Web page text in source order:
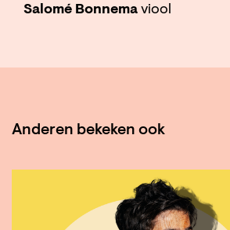
Salomé Bonnema viool
Anderen bekeken ook